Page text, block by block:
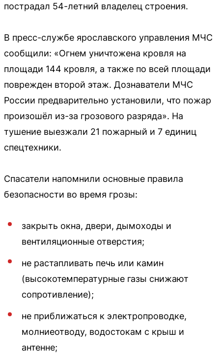
пострадал 54-летний владелец строения.
В пресс-службе ярославского управления МЧС
сообщили: «Огнем уничтожена кровля на
площади 144 кровля, а также по всей площади
поврежден второй этаж. Дознаватели МЧС
России предварительно установили, что пожар
произошёл из-за грозового разряда». На
тушение выезжали 21 пожарный и 7 единиц
спецтехники.
Спасатели напомнили основные правила
безопасности во время грозы:
закрыть окна, двери, дымоходы и
вентиляционные отверстия;
не растапливать печь или камин
(высокотемпературные газы снижают
сопротивление);
не приближаться к электропроводке,
молниеотводу, водостокам с крыш и
антенне;